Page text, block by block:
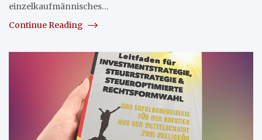
einzelkaufmännisches…
Continue Reading